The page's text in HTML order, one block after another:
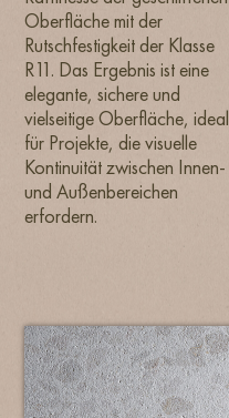
Oberfläche mit der
Rutschfestigkeit der Klasse
R11. Das Ergebnis ist eine
elegante, sichere und
vielseitige Oberfläche, ideal
für Projekte, die visuelle
Kontinuität zwischen Innen-
und Außenbereichen
erfordern.